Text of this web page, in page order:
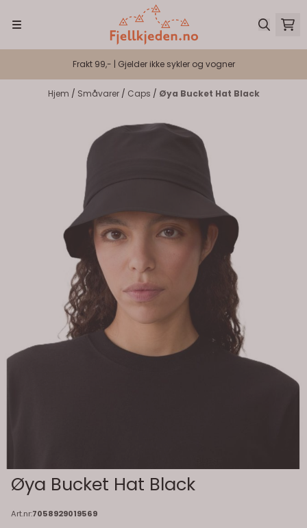
Frakt 99,- | Gjelder ikke sykler og vogner
Hjem / Småvarer / Caps / Øya Bucket Hat Black
Øya Bucket Hat Black
Art.nr:7058929019569